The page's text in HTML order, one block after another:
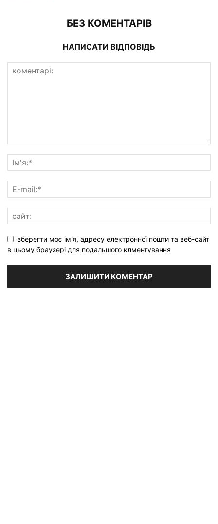
БЕЗ КОМЕНТАРІВ
НАПИСАТИ ВІДПОВІДЬ
зберегти моє ім'я, адресу електронної пошти та веб-сайт
в цьому браузері для подальшого клментування